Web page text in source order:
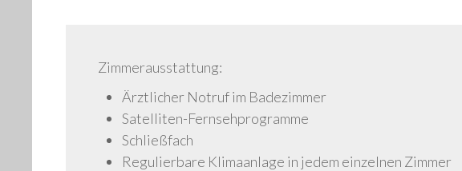
Zimmerausstattung:
Ärztlicher Notruf im Badezimmer
Satelliten-Fernsehprogramme
Schließfach
Regulierbare Klimaanlage in jedem einzelnen Zimmer